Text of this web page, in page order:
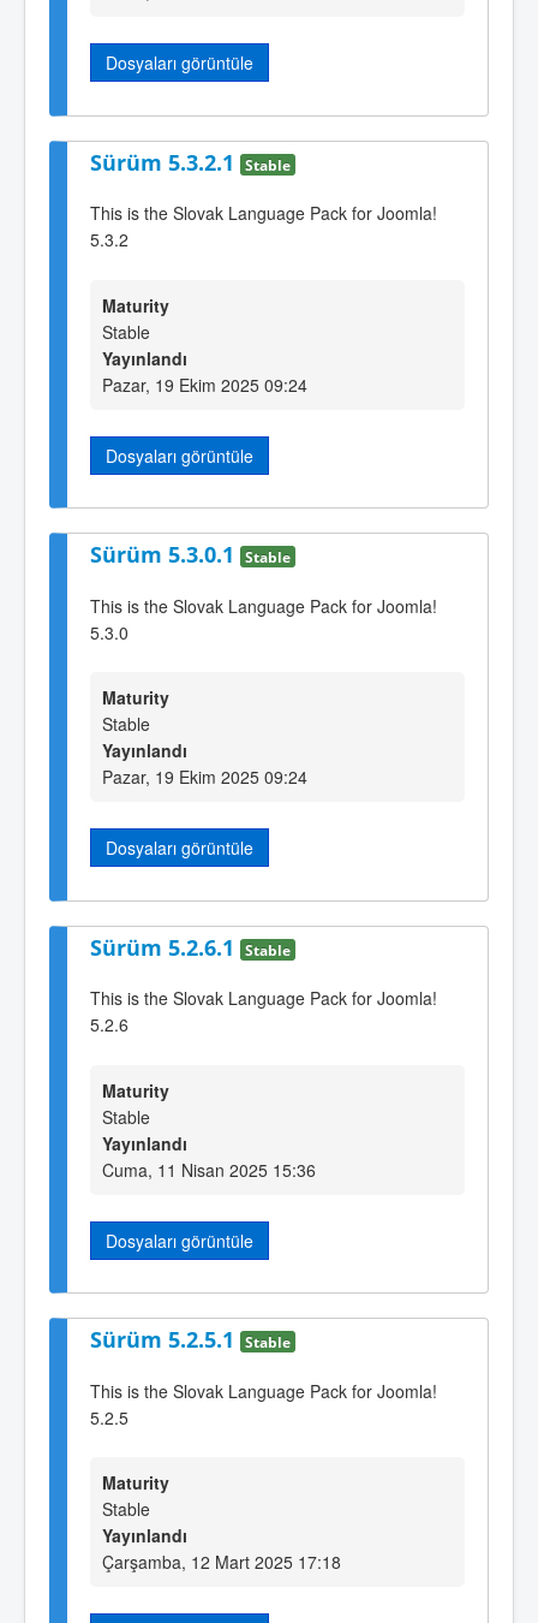
Dosyaları görüntüle
Sürüm 5.3.2.1 Stable
This is the Slovak Language Pack for Joomla!
5.3.2
Maturity
Stable
Yayınlandı
Pazar, 19 Ekim 2025 09:24
Dosyaları görüntüle
Sürüm 5.3.0.1 Stable
This is the Slovak Language Pack for Joomla!
5.3.0
Maturity
Stable
Yayınlandı
Pazar, 19 Ekim 2025 09:24
Dosyaları görüntüle
Sürüm 5.2.6.1 Stable
This is the Slovak Language Pack for Joomla!
5.2.6
Maturity
Stable
Yayınlandı
Cuma, 11 Nisan 2025 15:36
Dosyaları görüntüle
Sürüm 5.2.5.1 Stable
This is the Slovak Language Pack for Joomla!
5.2.5
Maturity
Stable
Yayınlandı
Çarşamba, 12 Mart 2025 17:18